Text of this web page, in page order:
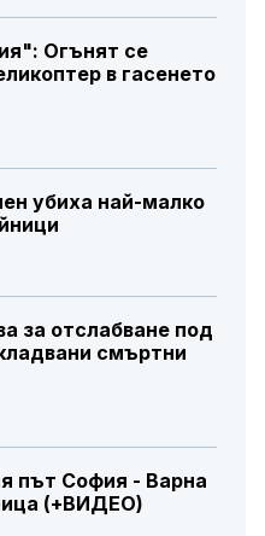
Огънят се
в гасенето
убиха най-малко
за отслабване под
смъртни
път София - Варна
(+ВИДЕО)